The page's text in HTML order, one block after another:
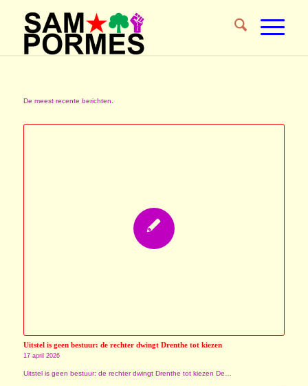
De meest recente berichten.
Uitstel is geen bestuur: de rechter dwingt Drenthe tot kiezen
17 april 2026
Uitstel is geen bestuur: de rechter dwingt Drenthe tot kiezen De…